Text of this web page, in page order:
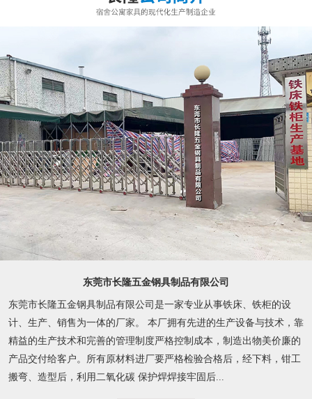
东莞市长隆五金钢具制品有限公司
东莞市长隆五金钢具制品有限公司是一家专业从事铁床、铁柜的设
计、生产、销售为一体的厂家。 本厂拥有先进的生产设备与技术，靠
精益的生产技术和完善的管理制度严格控制成本，制造出物美价廉的
产品交付给客户。所有原材料进厂要严格检验合格后，经下料，钳工
搬弯、造型后，利用二氧化碳 保护焊焊接牢固后...